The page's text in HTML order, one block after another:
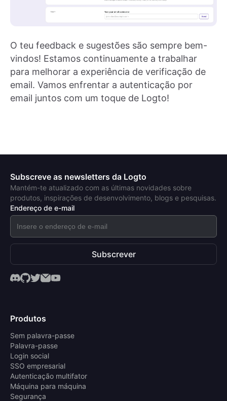
O teu feedback e sugestões são sempre bem-
vindos! Estamos continuamente a trabalhar
para melhorar a experiência de verificação de
email. Vamos enfrentar a autenticação por
email juntos com um toque de Logto!
Subscreve as newsletters da Logto
Mantém-te atualizado com as últimas novidades sobre
produtos, inspirações de desenvolvimento, blogs e pesquisas.
Endereço de e-mail
Subscrever
Produtos
Sem palavra-passe
Palavra-passe
Login social
SSO empresarial
Autenticação multifator
Máquina para máquina
Segurança